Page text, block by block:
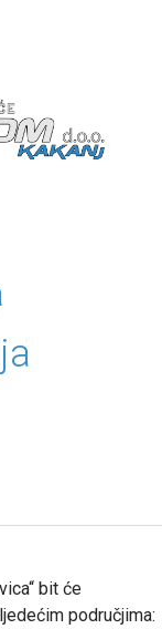
bit će
područjima: